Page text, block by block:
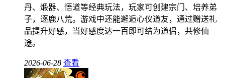
丹、煅器、悟道等经典玩法，玩家可创建宗门、培养弟
子，逐鹿八荒。游戏中还能邂逅心仪道友，通过赠送礼
品提升好感，当好感度达一百即可结为道侣，共修仙
途。
2026-06-28 查看